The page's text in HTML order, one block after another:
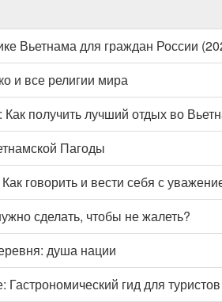
Вьетнама для граждан России
и все религии мира
получить лучший отдых во
Пагоды
говорить и вести себя с
сделать, чтобы не жалеть?
душа нации
гид для туристов